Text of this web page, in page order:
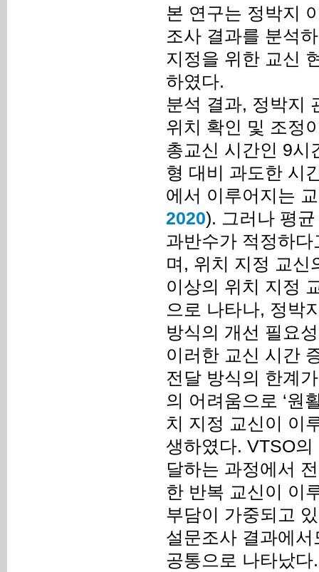
본 연구는 정박지
조사 결과를 분석
지정을 위한 교신
하였다.
분석 결과, 정박지
위치 확인 및 조정
총교신 시간인 9시
형 대비 과도한 시
에서 이루어지는
2020). 그러나 평
과반수가 적정하
며, 위치 지정 교신
이상의 위치 지정
으로 나타나, 정박
방식의 개선 필요
이러한 교신 시간
전달 방식의 한계
의 어려움으로 ‘원
치 지정 교신이 이
생하였다. VTSO
달하는 과정에서
한 반복 교신이 이
부담이 가중되고
설문조사 결과에
공통으로 나타났